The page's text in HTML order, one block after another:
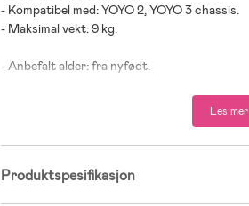
- Kompatibel med: YOYO 2, YOYO 3 chassis.
- Maksimal vekt: 9 kg.
- Anbefalt alder: fra nyfødt.
Les mer
Produktspesifikasjon